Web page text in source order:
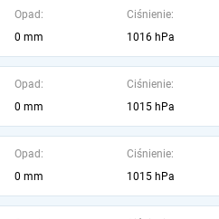
Opad:
0 mm
Ciśnienie:
1016 hPa
Opad:
0 mm
Ciśnienie:
1015 hPa
Opad:
0 mm
Ciśnienie:
1015 hPa